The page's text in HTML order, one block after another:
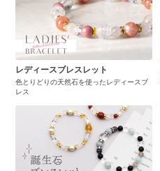
レディースブレスレット
色とりどりの天然石を使ったレディースブ
レス